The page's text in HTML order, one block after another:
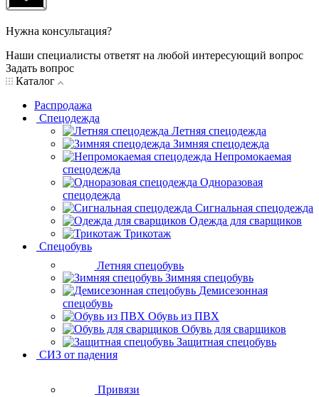
Нужна консультация?
Наши специалисты ответят на любой интересующий вопрос
Задать вопрос
Каталог
Распродажа
Спецодежда
Летняя спецодежда
Зимняя спецодежда
Непромокаемая
спецодежда
Одноразовая
спецодежда
Сигнальная спецодежда
Одежда для сварщиков
Трикотаж
Спецобувь
Летняя спецобувь
Зимняя спецобувь
Демисезонная
спецобувь
Обувь из ПВХ
Обувь для сварщиков
Защитная спецобувь
СИЗ от падения
Привязи